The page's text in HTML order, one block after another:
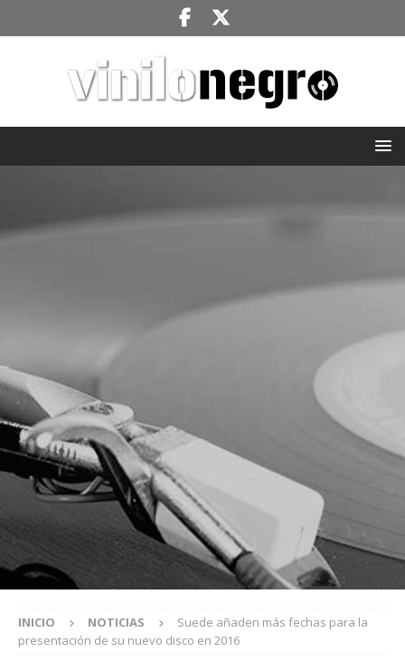
INICIO NOTICIAS
Suede añaden más fechas para la
presentación de su nuevo disco en 2016